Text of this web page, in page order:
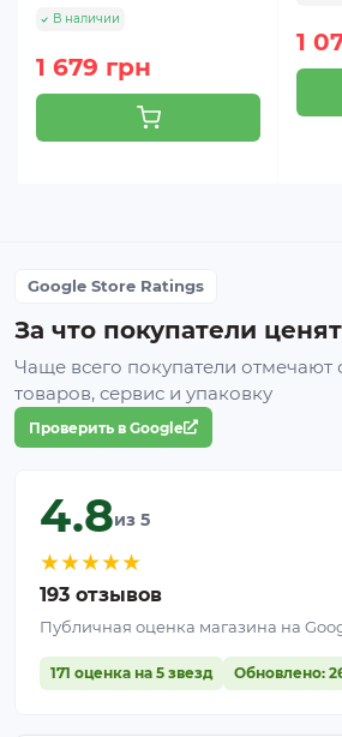
В наличии
1 679 грн
1
Google Store Ratings
За что покупатели
Чаще всего покупатели отмечают
товаров, сервис и упаковку
Проверить в Google
4.8из 5
★★★★★
193 отзывов
Публичная оценка магазина на
171 оценка на 5 звезд Обновлено: